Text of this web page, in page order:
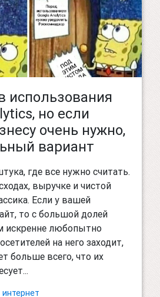
использования
но если
очень нужно,
вариант
где все нужно считать.
выручке и чистой
Если у вашей
то с большой долей
искренне любопытно
на него заходит,
больше всего, что их
интернет